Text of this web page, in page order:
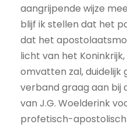
aangrijpende wijze
blijf ik stellen dat het
dat het
licht van het
omvatten zal, duidelijk
verband graag aan bij
van J.G. Woelderink
profetisch-